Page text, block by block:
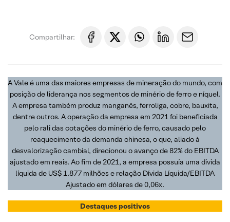
Compartilhar:
A Vale é uma das maiores empresas de mineração do mundo, com
posição de liderança nos segmentos de minério de ferro e níquel.
A empresa também produz manganês, ferroliga, cobre, bauxita,
dentre outros. A operação da empresa em 2021 foi beneficiada
pelo rali das cotações do minério de ferro, causado pelo
reaquecimento da demanda chinesa, o que, aliado à
desvalorização cambial, direcionou o avanço de 82% do EBITDA
ajustado em reais. Ao fim de 2021, a empresa possuía uma dívida
líquida de US$ 1.877 milhões e relação Dívida Líquida/EBITDA
Ajustado em dólares de 0,06x.
Destaques positivos